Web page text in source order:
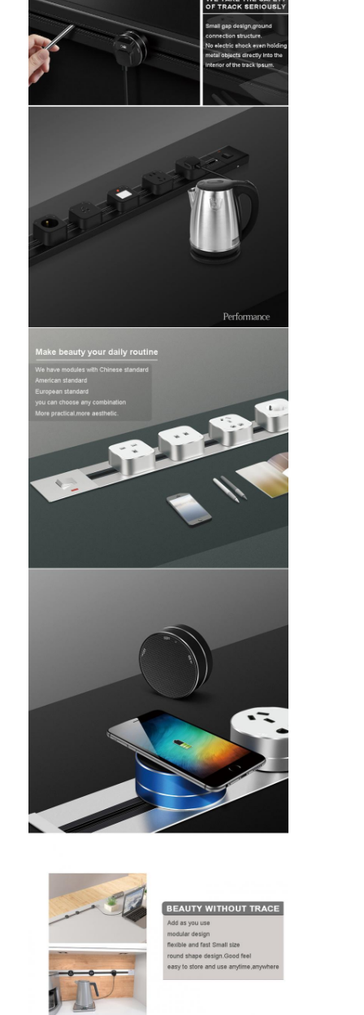
Kontakt
Wir Reden Jetzt.
LCD-Monitorhebe
Aufstehmonitor
Pop-up-Schreibtisch-Socket
Vergrößerte Steckdose
Steckdosen für Turmstecker
Konferenztisch-Socketbox
Hydraulische Steckdose
Steckdosen